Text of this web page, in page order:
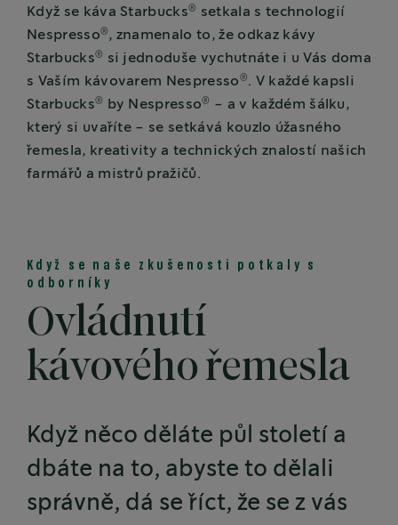
Když se káva Starbucks®
setkala s technologií
Nespresso® , znamenalo to, že odkaz kávy
Starbucks®
si jednoduše vychutnáte i u Vás doma
s Vaším kávovarem Nespresso ® . V každé kapsli
Starbucks® by Nespresso®
- a v každém šálku,
který si uvaříte - se setkává kouzlo úžasného
řemesla, kreativity a technických znalostí našich
farmářů a mistrů pražičů.
Když se naše zkušenosti potkaly s
odborníky
Ovládnutí
kávového řemesla
Když něco děláte půl století a
dbáte na to, abyste to dělali
správně, dá se říct, že se z vás